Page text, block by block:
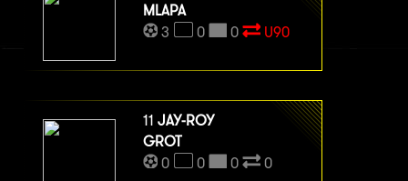
MLAPA
3
0 0 U90
11 JAY-ROY
GROT
0
0 0 0